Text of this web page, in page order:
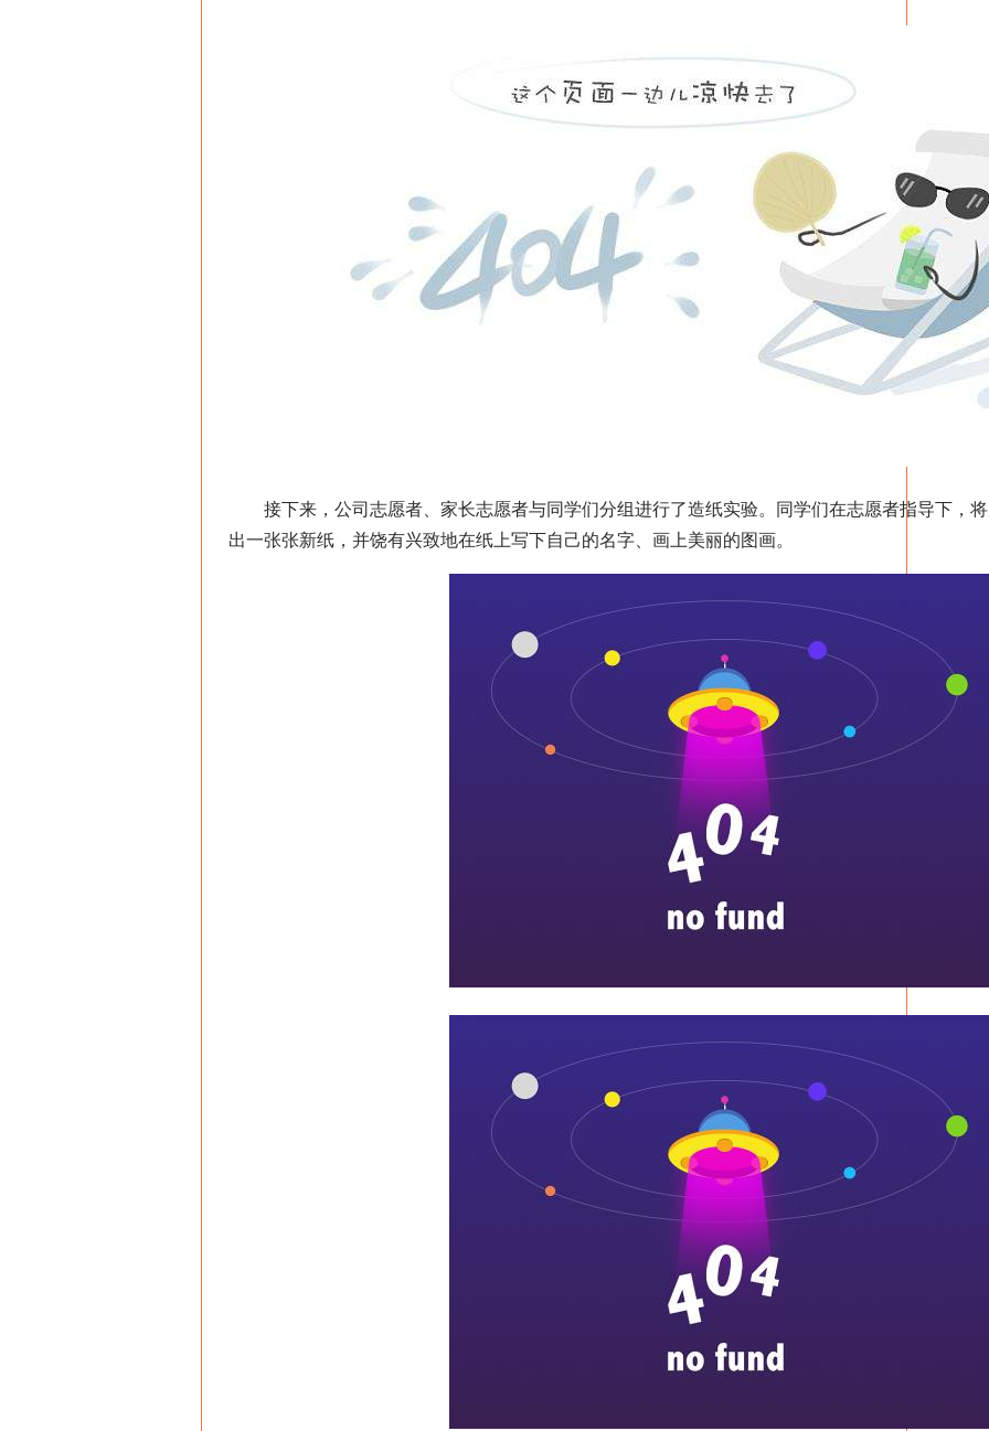
接下来，公司志愿者、家长志愿者与同学们分组进行了造纸实验。同学们在志愿者指导下，
出一张张新纸，并饶有兴致地在纸上写下自己的名字、画上美丽的图画。